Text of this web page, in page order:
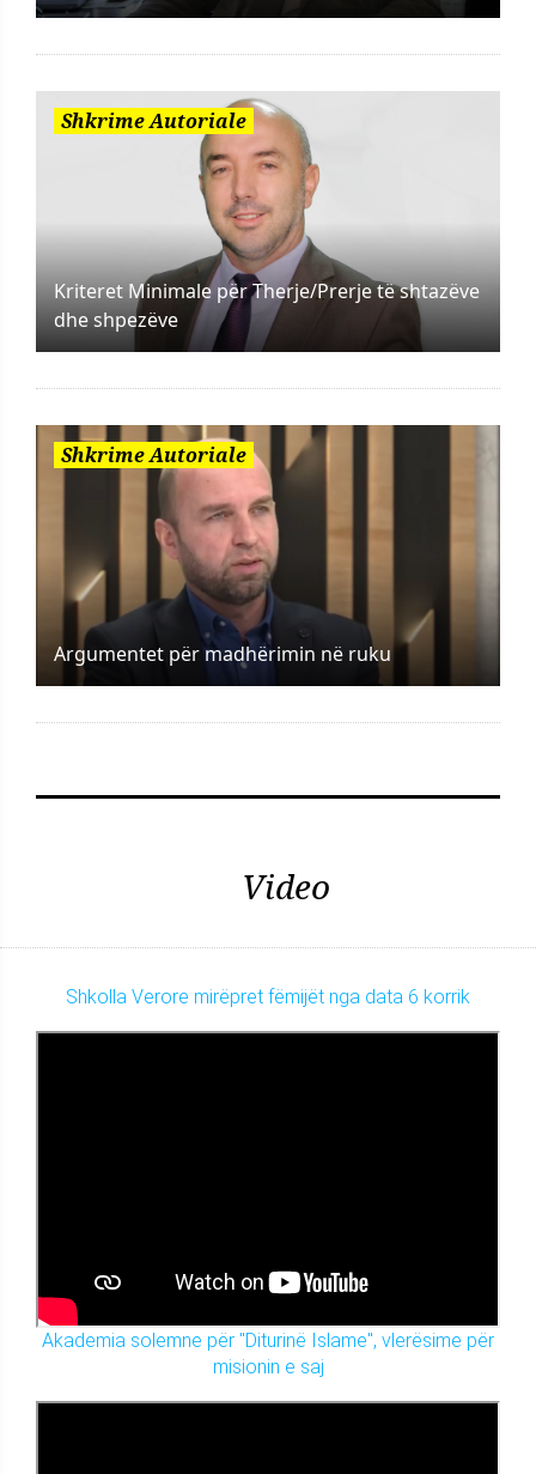
Shkrime Autoriale
Kriteret Minimale për Therje/Prerje të shtazëve
dhe shpezëve
Shkrime Autoriale
Argumentet për madhërimin në ruku
Video
Shkolla Verore mirëpret fëmijët nga data 6 korrik
Akademia solemne për "Diturinë Islame", vlerësime për
misionin e saj